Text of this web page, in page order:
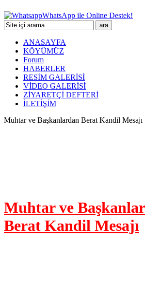
WhatsApp ile Online Destek!
ANASAYFA
KÖYÜMÜZ
Forum
HABERLER
RESİM GALERİSİ
VİDEO GALERİSİ
ZİYARETÇİ DEFTERİ
İLETİŞİM
Muhtar ve Başkanlardan Berat Kandil Mesajı
Muhtar ve
Berat Kandil Mesajı